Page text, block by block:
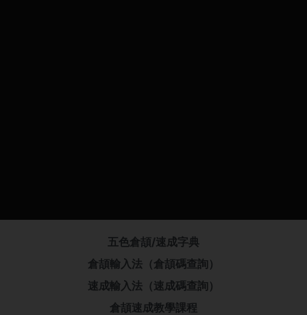
五色倉頡/速成字典
倉頡輸入法（倉頡碼查詢）
速成輸入法（速成碼查詢）
倉頡速成教學課程